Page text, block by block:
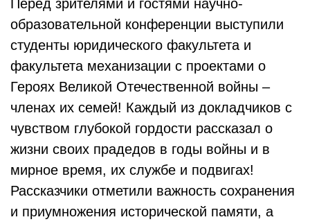
Перед зрителями и гостями научно-
образовательной конференции выступили
студенты юридического факультета и
факультета механизации с проектами о
Героях Великой Отечественной войны –
членах их семей! Каждый из докладчиков с
чувством глубокой гордости рассказал о
жизни своих прадедов в годы войны и в
мирное время, их службе и подвигах!
Рассказчики отметили важность сохранения
и приумножения исторической памяти, а